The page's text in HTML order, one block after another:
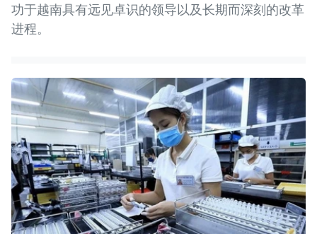
功于越南具有远见卓识的领导以及长期而深刻的改革
进程。